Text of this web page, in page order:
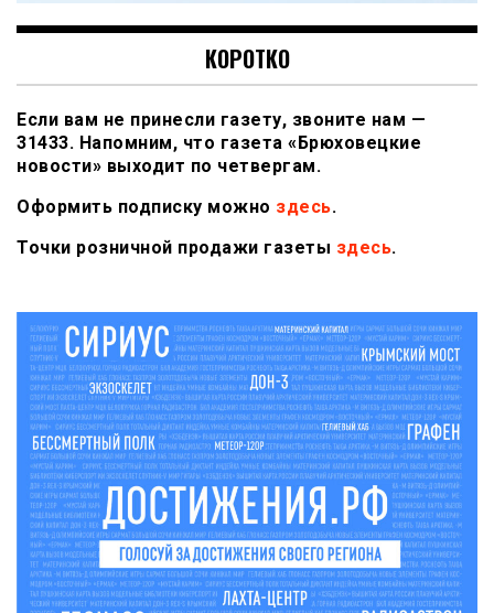
КОРОТКО
Если вам не принесли газету, звоните нам —
31433. Напомним, что газета «Брюховецкие
новости» выходит по четвергам.
Оформить подписку можно здесь.
Точки розничной продажи газеты здесь.